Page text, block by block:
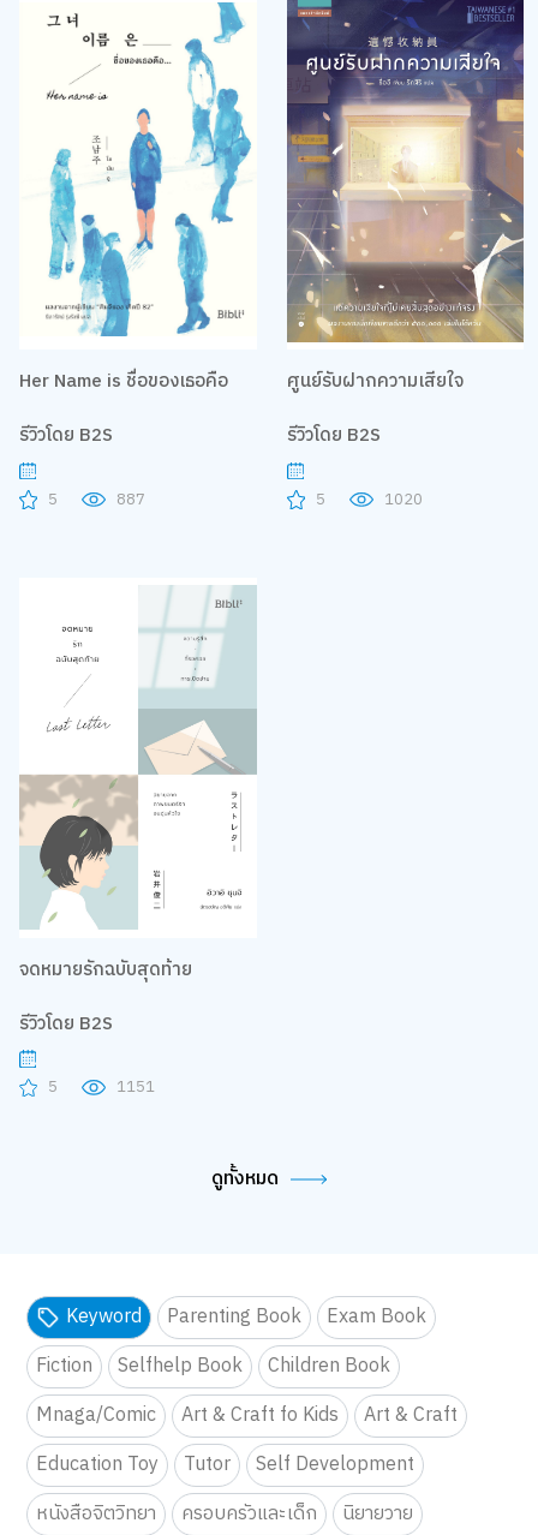
Her Name is ชื่อของเธอคือ
รีวิวโดย B2S
5 887
ศูนย์รับฝากความเสียใจ
รีวิวโดย B2S
5 1020
จดหมายรักฉบับสุดท้าย
รีวิวโดย B2S
5 1151
ดูทั้งหมด
Keyword Parenting Book
Exam Book
Fiction
Selfhelp Book
Children Book
Mnaga/Comic
Art & Craft fo Kids
Art & Craft
Education Toy
Tutor
Self Development
หนังสือจิตวิทยา
ครอบครัวและเด็ก
นิยายวาย